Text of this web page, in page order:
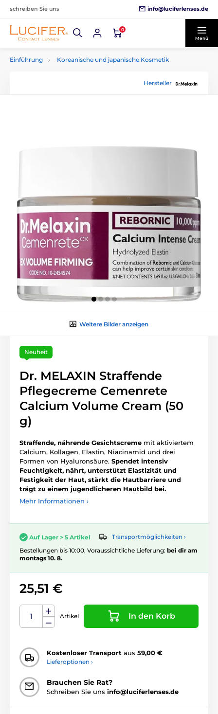
schreiben Sie uns info@luciferlenses.de
0
Menü
Einführung Koreanische und japanische Kosmetik
Hersteller
Weitere Bilder anzeigen
Neuheit
Dr. MELAXIN Straffende
Pflegecreme Cemenrete
Calcium Volume Cream (50
g)
Straffende, nährende Gesichtscreme mit aktiviertem
Calcium, Kollagen, Elastin, Niacinamid und drei
Formen von Hyaluronsäure. Spendet intensiv
Feuchtigkeit, nährt, unterstützt Elastizität und
Festigkeit der Haut, stärkt die Hautbarriere und
trägt zu einem jugendlicheren Hautbild bei.
Mehr Informationen ›
Auf Lager > 5 Artikel
Transportmöglichkeiten ›
Bestellungen bis 10:00, Voraussichtliche Lieferung: bei dir am
montags 10. 8.
25,51 €
Artikel In den Korb
Kostenloser Transport aus 59,00 €
Lieferoptionen ›
Brauchen Sie Rat?
Schreiben Sie uns info@luciferlenses.de